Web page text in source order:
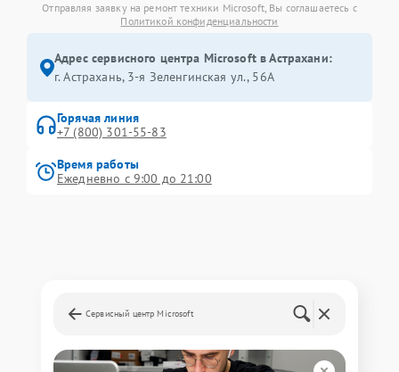
Отправляя заявку на ремонт техники Microsoft, Вы соглашаетесь с
Политикой конфиденциальности
Адрес сервисного центра Microsoft в Астрахани:
г. Астрахань, 3-я Зеленгинская ул., 56А
Горячая линия
+7 (800) 301-55-83
Время работы
Ежедневно с 9:00 до 21:00
Сервисный центр Microsoft